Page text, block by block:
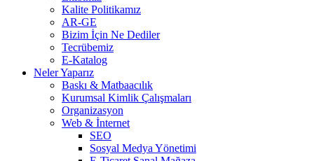
Kalite Politikamız
AR-GE
Bizim İçin Ne Dediler
Tecrübemiz
E-Katalog
Neler Yaparız
Baskı & Matbaacılık
Kurumsal Kimlik Çalışmaları
Organizasyon
Web & İnternet
SEO
Sosyal Medya Yönetimi